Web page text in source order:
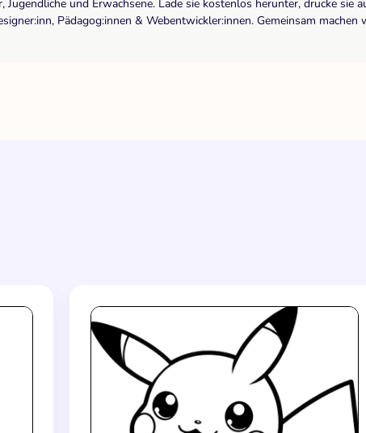
und Erwachsene. Lade sie kostenlos herunter, drucke
Pädagog:innen & Webentwickler:innen. Gemeinsam